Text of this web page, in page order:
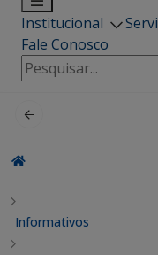
Institucional
Fale Conosco
Pesquisar
por:
Informativos